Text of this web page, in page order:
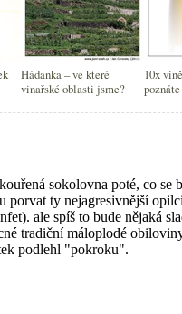
Hádanka – ve které
vinařské oblasti jsme?
10x